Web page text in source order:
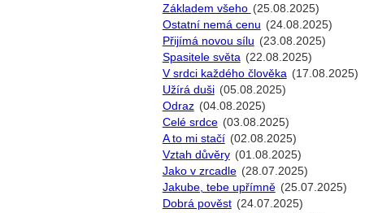
Základem všeho (25.08.2025)
Ostatní nemá cenu (24.08.2025)
Přijímá novou sílu (23.08.2025)
Spasitele světa (22.08.2025)
V srdci každého člověka (17.08.2025)
Užírá duši (05.08.2025)
Odraz (04.08.2025)
Celé srdce (03.08.2025)
A to mi stačí (02.08.2025)
Vztah důvěry (01.08.2025)
Jako v zrcadle (28.07.2025)
Jakube, tebe upřímně (25.07.2025)
Dobrá pověst (24.07.2025)